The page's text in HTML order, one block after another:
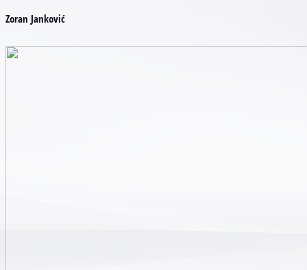
Zoran Janković